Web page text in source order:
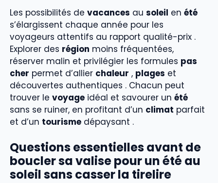
Les possibilités de vacances au soleil en été
s’élargissent chaque année pour les
voyageurs attentifs au rapport qualité-prix .
Explorer des région moins fréquentées,
réserver malin et privilégier les formules pas
cher permet d’allier chaleur , plages et
découvertes authentiques . Chacun peut
trouver le voyage idéal et savourer un été
sans se ruiner, en profitant d’un climat parfait
et d’un tourisme dépaysant .
Questions essentielles avant de
boucler sa valise pour un été au
soleil sans casser la tirelire